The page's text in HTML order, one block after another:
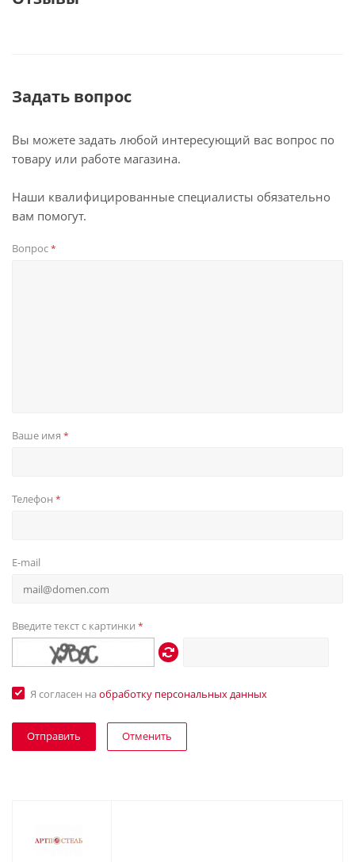
Задать вопрос
Вы можете задать любой интересующий вас вопрос по
товару или работе магазина.
Наши квалифицированные специалисты обязательно
вам помогут.
Вопрос*
Ваше имя *
Телефон *
E-mail
Введите текст с картинки *
Я согласен на обработку персональных данных
Отменить